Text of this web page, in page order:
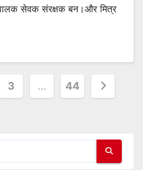
सेवक संरक्षक बन।और मित्र
3 … 44